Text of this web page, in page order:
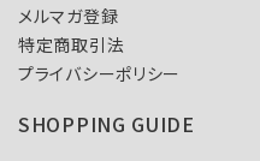
メルマガ登録
特定商取引法
プライバシーポリシー
SHOPPING GUIDE